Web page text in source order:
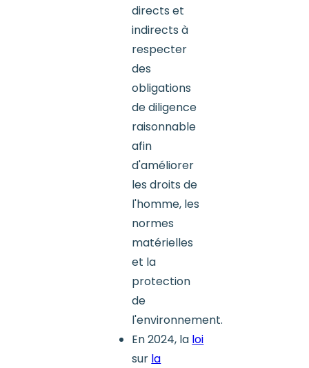
directs et
indirects à
respecter
des
obligations
de diligence
raisonnable
afin
d'améliorer
les droits de
l'homme, les
normes
matérielles
et la
protection
de
l'environnement.
En 2024, la loi
sur la